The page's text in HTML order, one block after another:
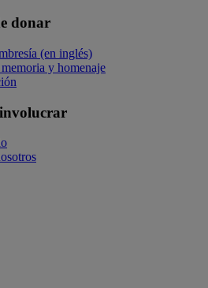
donar
(en inglés)
y homenaje
involucrar